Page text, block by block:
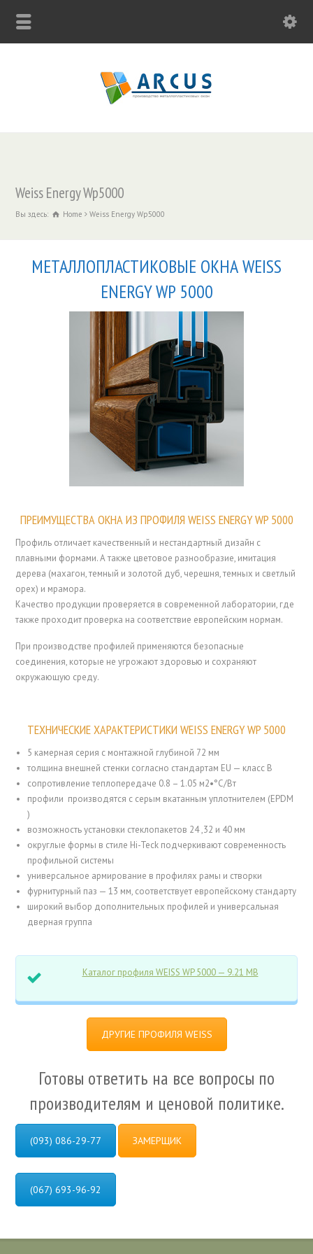
Weiss Energy Wp5000
Вы здесь: Home Weiss Energy Wp5000
МЕТАЛЛОПЛАСТИКОВЫЕ ОКНА WEISS
ENERGY WP 5000
ПРЕИМУЩЕСТВА ОКНА ИЗ ПРОФИЛЯ WEISS ENERGY WP 5000
Профиль отличает качественный и нестандартный дизайн с
плавными формами. А также цветовое разнообразие, имитация
дерева (махагон, темный и золотой дуб, черешня, темных и светлый
орех) и мрамора.
Качество продукции проверяется в современной лаборатории, где
также проходит проверка на соответствие европейским нормам.
При производстве профилей применяются безопасные
соединения, которые не угрожают здоровью и сохраняют
окружающую среду.
ТЕХНИЧЕСКИЕ ХАРАКТЕРИСТИКИ WEISS ENERGY WP 5000
5 камерная серия с монтажной глубиной 72 мм
толщина внешней стенки согласно стандартам EU — класс B
сопротивление теплопередаче 0.8 – 1.05 м2•°С/Вт
профили производятся с серым вкатанным уплотнителем (EPDM
)
возможность установки стеклопакетов 24 ,32 и 40 мм
округлые формы в стиле Hi-Teck подчеркивают современность
профильной системы
универсальное армирование в профилях рамы и створки
фурнитурный паз — 13 мм, соответствует европейскому стандарту
широкий выбор дополнительных профилей и универсальная
дверная группа
Каталог профиля WEISS WP 5000 — 9.21 МВ
ДРУГИЕ ПРОФИЛЯ WEISS
Готовы ответить на все вопросы по
производителям и ценовой политике.
(093) 086-29-77 ЗАМЕРЩИК
(067) 693-96-92